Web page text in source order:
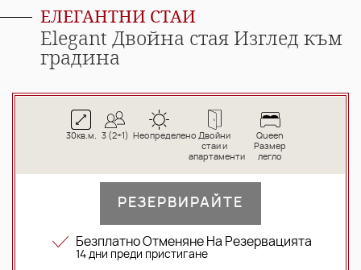
ЕЛЕГАНТНИ СТАИ
Elegant Двойна стая Изглед към
градина
30кв.м. 3 (2+1) Неопределено Двойни
стаи и
апартаменти
Queen
Размер
легло
РЕЗЕРВИРАЙТЕ
Безплатно Отменяне На Резервацията
14 дни преди пристигане